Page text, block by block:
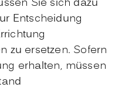
Sie sich dazu
Entscheidung
zu ersetzen. Sofern
erhalten, müssen